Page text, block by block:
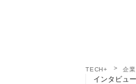
TECH+ 企
インタビュー